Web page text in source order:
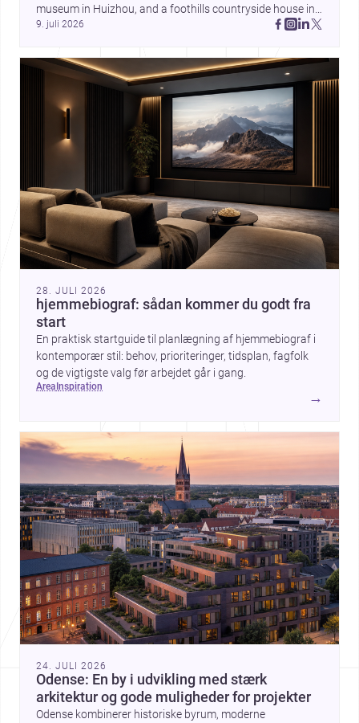
museum in Huizhou, and a foothills countryside house in
Cayambe show architecture shaping place, culture, and
9. juli 2026
28. JULI 2026
hjemmebiograf: sådan kommer du godt fra
start
En praktisk startguide til planlægning af hjemmebiograf i
kontemporær stil: behov, prioriteringer, tidsplan, fagfolk
og de vigtigste valg før arbejdet går i gang.
area inspiration
→
24. JULI 2026
Odense: En by i udvikling med stærk
arkitektur og gode muligheder for projekter
Odense kombinerer historiske byrum, moderne